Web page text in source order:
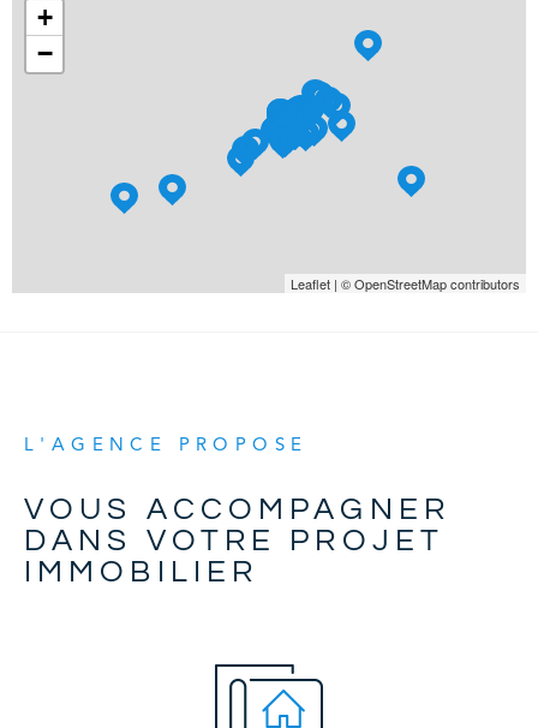
+
−
Leaflet | © OpenStreetMapcontributors
L'AGENCE PROPOSE
VOUS ACCOMPAGNER
DANS VOTRE PROJET
IMMOBILIER